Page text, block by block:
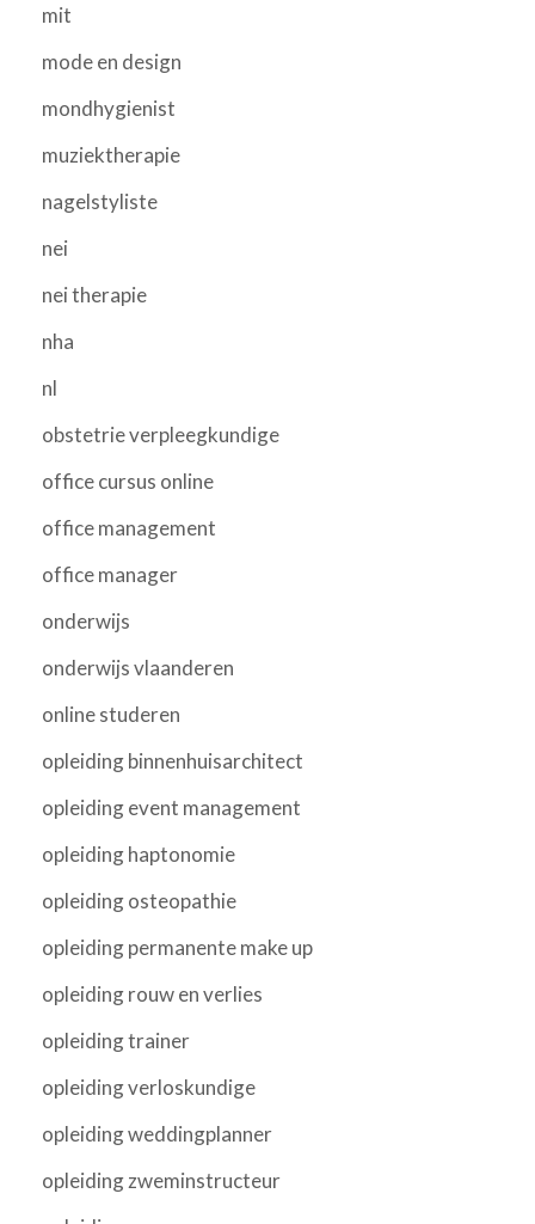
mit
mode en design
mondhygienist
muziektherapie
nagelstyliste
nei
nei therapie
nha
nl
obstetrie verpleegkundige
office cursus online
office management
office manager
onderwijs
onderwijs vlaanderen
online studeren
opleiding binnenhuisarchitect
opleiding event management
opleiding haptonomie
opleiding osteopathie
opleiding permanente make up
opleiding rouw en verlies
opleiding trainer
opleiding verloskundige
opleiding weddingplanner
opleiding zweminstructeur